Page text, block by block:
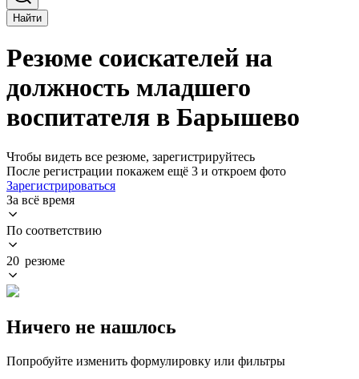
Найти
Резюме соискателей на
должность младшего
воспитателя в Барышево
Чтобы видеть все резюме, зарегистрируйтесь
После регистрации покажем ещё 3 и откроем фото
Зарегистрироваться
За всё время
По соответствию
20 резюме
Ничего не нашлось
Попробуйте изменить формулировку или фильтры